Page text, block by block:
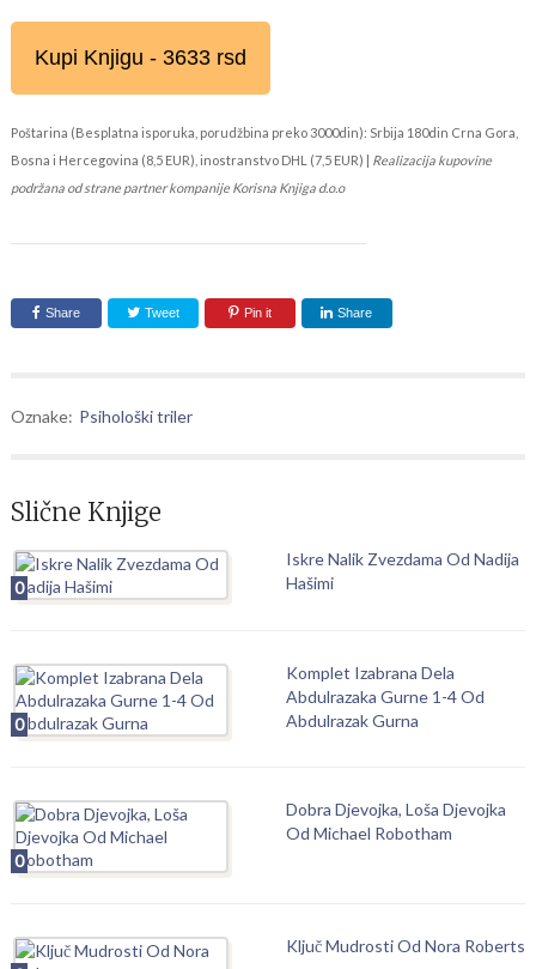
Kupi Knjigu - 3633 rsd
Poštarina (Besplatna isporuka, porudžbina preko 3000din): Srbija 180din Crna Gora,
Bosna i Hercegovina (8,5 EUR), inostranstvo DHL (7,5 EUR) | Realizacija kupovine
podržana od strane partner kompanije Korisna Knjiga d.o.o
Share Tweet Pin it Share
Oznake: Psihološki triler
Slične Knjige
0
Iskre Nalik Zvezdama Od Nadija
Hašimi
0
Komplet Izabrana Dela
Abdulrazaka Gurne 1-4 Od
Abdulrazak Gurna
0
Dobra Djevojka, Loša Djevojka
Od Michael Robotham
Ključ Mudrosti Od Nora Roberts